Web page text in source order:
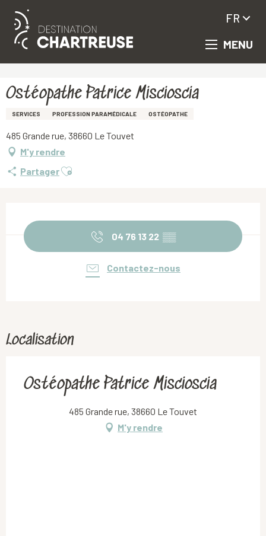
Aller
principal
MENU
FR
Ostéopathe Patrice Miscioscia
SERVICES PROFESSION PARAMÉDICALE OSTÉOPATHE
485 Grande rue, 38660 Le Touvet
M'y rendre
PartagerAjouter aux favoris
04 76 13 22 ▒▒
Contactez-nous
Localisation
Ostéopathe Patrice Miscioscia
485 Grande rue, 38660 Le Touvet
M'y rendre